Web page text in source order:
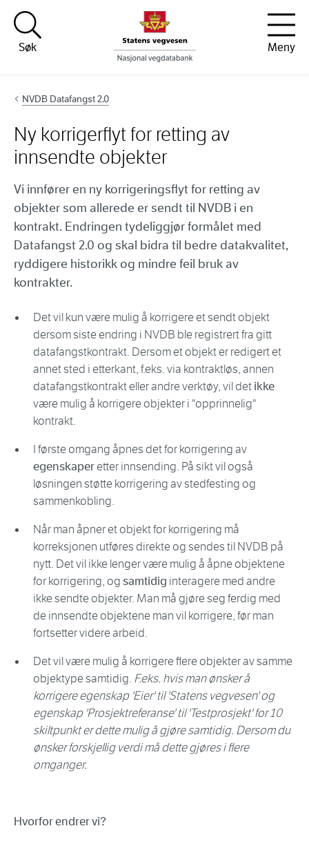
Hopp til innhold
Søk
Meny
NVDB Datafangst 2.0
Ny korrigerflyt for retting av
innsendte objekter
Vi innfører en ny korrigeringsflyt for retting av
objekter som allerede er sendt til NVDB i en
kontrakt. Endringen tydeliggjør formålet med
Datafangst 2.0 og skal bidra til bedre datakvalitet,
ryddigere historikk og mindre feil bruk av
kontrakter.
Det vil kun være mulig å korrigere et sendt objekt
dersom siste endring i NVDB ble registrert fra gitt
datafangstkontrakt. Dersom et objekt er redigert et
annet sted i etterkant, f.eks. via kontraktløs, annen
datafangstkontrakt eller andre verktøy, vil detikke
være mulig å korrigere objekter i "opprinnelig"
kontrakt.
I første omgang åpnes det for korrigering av
egenskaperetter innsending. På sikt vil også
løsningen støtte korrigering av stedfesting og
sammenkobling.
Når man åpner et objekt for korrigering må
korreksjonen utføres direkte og sendes til NVDB på
nytt. Det vil ikke lenger være mulig å åpne objektene
for korrigering, ogsamtidig interagere med andre
ikke sendte objekter. Man må gjøre seg ferdig med
de innsendte objektene man vil korrigere, før man
fortsetter videre arbeid.
Det vil være mulig å korrigere flere objekter av samme
objektype samtidig. F.eks. hvis man ønsker å
korrigere egenskap 'Eier' til 'Statens vegvesen' og
egenskap 'Prosjektreferanse' til 'Testprosjekt' for 10
skiltpunkt er dette mulig å gjøre samtidig. Dersom du
ønsker forskjellig verdi må dette gjøres i flere
omganger.
Hvorfor endrer vi?